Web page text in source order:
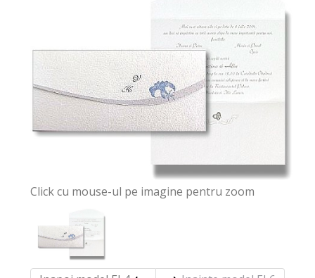
Click cu mouse-ul pe imagine pentru zoom